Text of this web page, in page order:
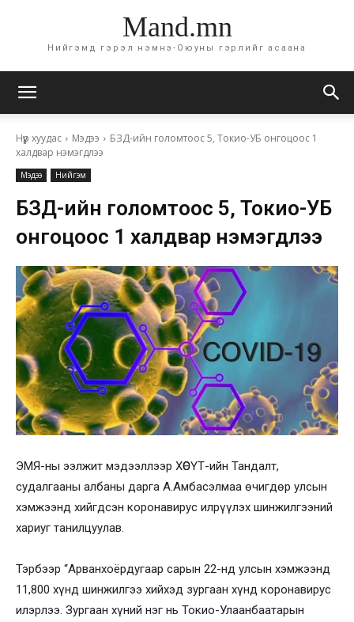
Mand.mn
Нийгэмд гэрэл нэмнэ-Оюуны гэрлийг асаана
Нүүр хуудас Мэдээ
БЗД-ийн голомтоос 5, Токио-УБ онгоцоос 1
халдвар нэмэгдлээ
Мэдээ Нийгэм
БЗД-ийн голомтоос 5, Токио-УБ
онгоцоос 1 халдвар нэмэгдлээ
ЭМЯ-ны ээлжит мэдээллээр ХӨСҮТ-ийн Тандалт,
судалгааны албаны дарга А.Амбасэлмаа өчигдөр улсын
хэмжээнд хийгдсэн коронавирус илрүүлэх шинжилгээний
хариуг танилцуулав.
Тэрбээр “Арванхоёрдугаар сарын 22-нд улсын хэмжээнд
11,800 хүнд шинжилгээ хийхэд зургаан хүнд коронавирус
илэрлээ. Зургаан хүний нэг нь Токио-Улаанбаатарын